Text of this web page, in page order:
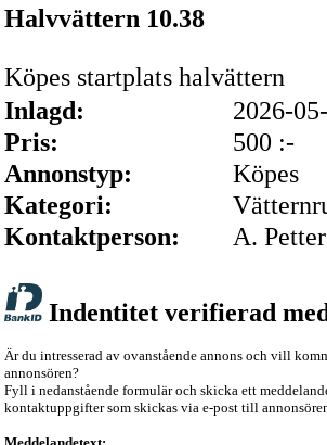
Halvvättern 10.38
Köpes startplats halvättern
Inlagd:
2026-
Pris:
500 :-
Annonstyp:
Köpes
Kategori:
Kontaktperson:
A.
Indentitet verifierad
Är du intresserad av ovanstående annons och vill
annonsören?
Fyll i nedanstående formulär och skicka ett
kontaktuppgifter som skickas via e-post till